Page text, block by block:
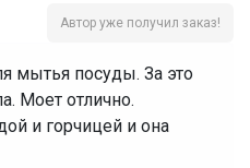
Автор уже получил заказ!
мытья посуды. За это
Моет отлично.
и горчицей и она